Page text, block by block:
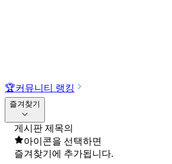
🏆커뮤니티 랭킹
즐겨찾기
게시판 제목의
아이콘을 선택하면
즐겨찾기에 추가됩니다.